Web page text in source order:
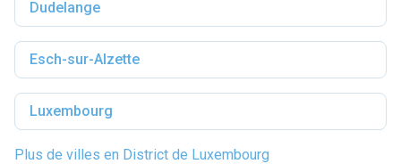
Dudelange
Esch-sur-Alzette
Luxembourg
Plus de villes en District de Luxembourg